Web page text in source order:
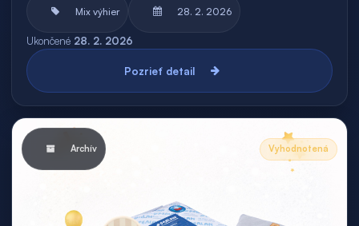
Mix výhier 28. 2. 2026
Ukončené 28. 2. 2026
Pozrieť detail
Archív Vyhodnotená